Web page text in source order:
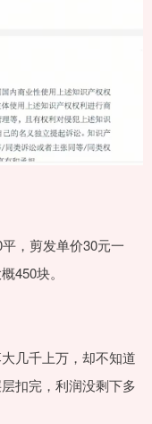
，剪发单价30元一
450块。
几千上万，却不知道
扣完，利润没剩下多